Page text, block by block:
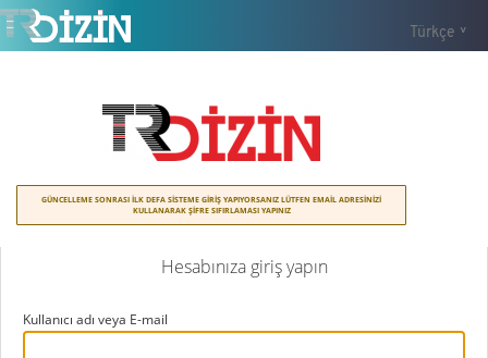
GÜNCELLEME SONRASI İLK DEFA SİSTEME GİRİŞ YAPIYORSANIZ LÜTFEN EMAİL ADRESİNİZİ
KULLANARAK ŞİFRE SIFIRLAMASI YAPINIZ
Türkçe
Hesabınıza giriş yapın
Kullanıcı adı veya E-mail